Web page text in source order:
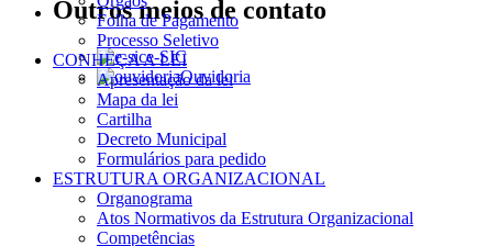
Outros meios de contato
e-SIC
Ouvidoria
Folha de Pagamento
Processo Seletivo
CONHEÇA A LEI
Apresentação da lei
Mapa da lei
Cartilha
Decreto Municipal
Formulários para pedido
ESTRUTURA ORGANIZACIONAL
Organograma
Atos Normativos da Estrutura Organizacional
Competências